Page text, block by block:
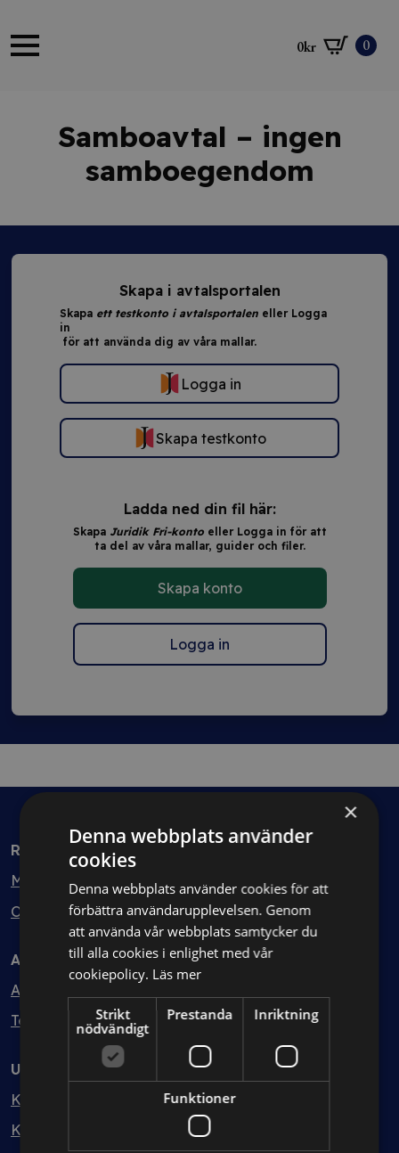
0kr 0
Samboavtal – ingen
samboegendom
Skapa i avtalsportalen
Skapa ett testkonto i avtalsportalen eller Logga
in
för att använda dig av våra mallar.
Logga in
Skapa testkonto
Ladda ned din fil här:
Skapa Juridik Fri-kontoeller Logga in för att
ta del av våra mallar, guider och filer.
Skapa konto
Logga in
Rådgivning
Min bolagsjurist
Ombud
Avtal
Avtalshantering
Testa kostnadsfritt
Utbildning
Kurser
Kurspaket
×
Denna webbplats använder
cookies
Denna webbplats använder cookies för att
förbättra användarupplevelsen. Genom
att använda vår webbplats samtycker du
till alla cookies i enlighet med vår
cookiepolicy. Läs mer
Strikt
nödvändigt
Prestanda Inriktning
Funktioner